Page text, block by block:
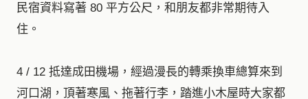
民宿資料寫著 80 平方公尺，和朋友都非常期待入
住。
4 / 12 抵達成田機場，經過漫長的轉乘換車總算來到
河口湖，頂著寒風、拖著行李，踏進小木屋時大家都